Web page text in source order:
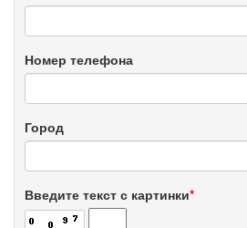
Номер телефона
Город
Введите текст с картинки*